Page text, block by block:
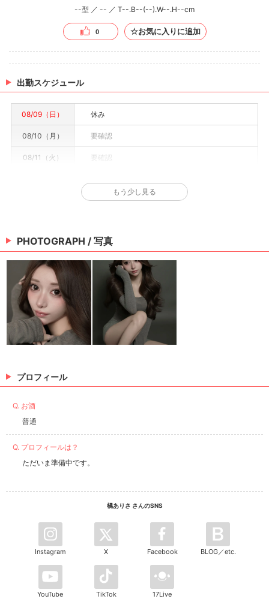
--型 ／ -- ／ T--.B--(--).W--.H--cm
0 ☆お気に入りに追加
出勤スケジュール
08/09（日） 休み
08/10（月） 要確認
08/11（火） 要確認
要確認
08/15（土） 要確認
※情報はあくまで予定でキャストまたは出勤情報は一部です。詳細はお店にお問い合わせく
ださい。
もう少し見る
PHOTOGRAPH / 写真
プロフィール
Q. お酒
普通
Q. プロフィールは？
ただいま準備中です。
橘ありさ さんのSNS
Instagram X Facebook BLOG／etc.
YouTube TikTok 17Live